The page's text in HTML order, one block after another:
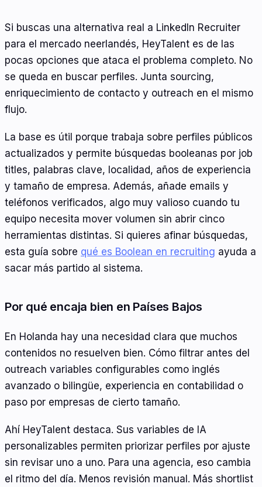
Si buscas una alternativa real a LinkedIn Recruiter
para el mercado neerlandés, HeyTalent es de las
pocas opciones que ataca el problema completo. No
se queda en buscar perfiles. Junta sourcing,
enriquecimiento de contacto y outreach en el mismo
flujo.
La base es útil porque trabaja sobre perfiles públicos
actualizados y permite búsquedas booleanas por job
titles, palabras clave, localidad, años de experiencia
y tamaño de empresa. Además, añade emails y
teléfonos verificados, algo muy valioso cuando tu
equipo necesita mover volumen sin abrir cinco
herramientas distintas. Si quieres afinar búsquedas,
esta guía sobre qué es Boolean en recruiting ayuda a
sacar más partido al sistema.
Por qué encaja bien en Países Bajos
En Holanda hay una necesidad clara que muchos
contenidos no resuelven bien. Cómo filtrar antes del
outreach variables configurables como inglés
avanzado o bilingüe, experiencia en contabilidad o
paso por empresas de cierto tamaño.
Ahí HeyTalent destaca. Sus variables de IA
personalizables permiten priorizar perfiles por ajuste
sin revisar uno a uno. Para una agencia, eso cambia
el ritmo del día. Menos revisión manual. Más shortlist